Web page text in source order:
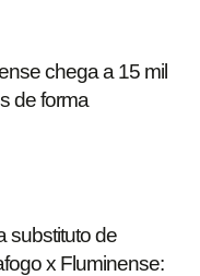
chega a 15 mil
de forma
substituto de
x Fluminense: